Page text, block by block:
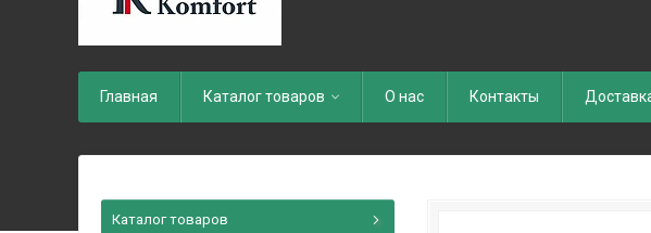
Главная Каталог товаров О нас Контакты
Каталог товаров